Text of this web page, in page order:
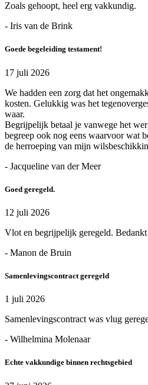
Zoals gehoopt, heel erg vakkundig.
- Iris van de Brink
Goede begeleiding testament!
17 juli 2026
We hadden een zorg dat het
kosten. Gelukkig was het
waar.
Begrijpelijk betaal je vanwege het
begreep ook nog eens waarvoor wat
de herroeping van mijn
- Jacqueline van der Meer
Goed geregeld.
12 juli 2026
Vlot en begrijpelijk geregeld.
- Manon de Bruin
Samenlevingscontract geregeld
1 juli 2026
Samenlevingscontract was vlug
- Wilhelmina Molenaar
Echte vakkundige binnen rechtsgebied